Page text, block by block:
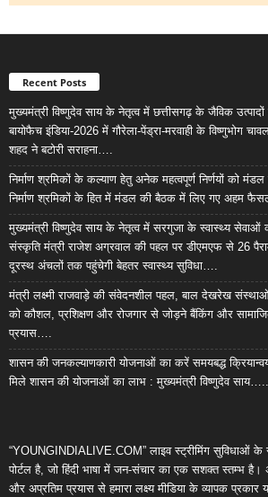
Recent Posts
मुख्यमंत्री विष्णुदेव साय के नेतृत्व में छत्तीसगढ़ के जैविक उत्पादों
बायोफैच इंडिया-2026 में गौरेला-पेंड्रा-मरवाही के विष्णुभोग
शहद ने बटोरी सराहना….
निर्माण श्रमिकों के कल्याण हेतु अनेक महत्वपूर्ण निर्णयों को
निर्माण श्रमिकों के हित में मंडल की बैठक में लिए गए अहम
मुख्यमंत्री विष्णुदेव साय के नेतृत्व में सरगुजा के स्वास्थ्य सेवाओं
संस्कृति मंत्री राजेश अग्रवाल की पहल पर डीएमएफ से 26
दूरस्थ अंचलों तक पहुंचेगी बेहतर स्वास्थ्य सुविधा….
मंत्री लक्ष्मी राजवाड़े की संवेदनशील पहल, बाल देखरेख
को कौशल, प्रशिक्षण और रोजगार से जोड़ने बैंकिंग और
प्रयास….
शासन की जनकल्याणकारी योजनाओं का करें समयबद्ध
मिले शासन की योजनाओं का लाभ : मुख्यमंत्री विष्णुदेव साय…..
“YOUNGINDIALIVE.COM” लाइव स्ट्रीमिंग सुविधाओं
पोर्टल है, जो हिंदी भाषा में जन-संचार का एक सशक्त स्तम्भ है।
और अप्रतिम प्रयास से हमारा लक्ष्य मीडिया के व्यापक प्रकार